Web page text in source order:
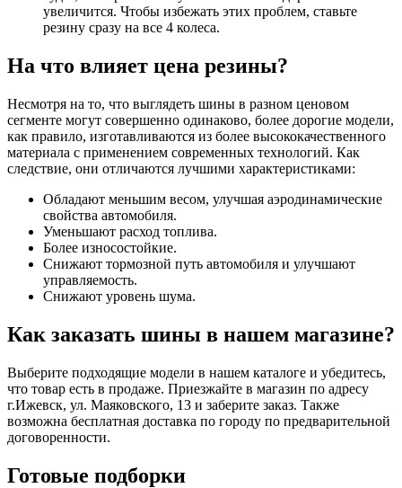
увеличится. Чтобы избежать этих проблем, ставьте
резину сразу на все 4 колеса.
На что влияет цена резины?
Несмотря на то, что выглядеть шины в разном ценовом
сегменте могут совершенно одинаково, более дорогие модели,
как правило, изготавливаются из более высококачественного
материала с применением современных технологий. Как
следствие, они отличаются лучшими характеристиками:
Обладают меньшим весом, улучшая аэродинамические
свойства автомобиля.
Уменьшают расход топлива.
Более износостойкие.
Снижают тормозной путь автомобиля и улучшают
управляемость.
Снижают уровень шума.
Как заказать шины в нашем магазине?
Выберите подходящие модели в нашем каталоге и убедитесь,
что товар есть в продаже. Приезжайте в магазин по адресу
г.Ижевск, ул. Маяковского, 13 и заберите заказ. Также
возможна бесплатная доставка по городу по предварительной
договоренности.
Готовые подборки